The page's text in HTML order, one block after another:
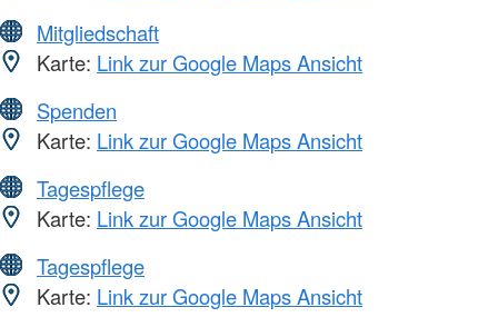
Mitgliedschaft
Karte: Link zur Google Maps Ansicht
Spenden
Karte: Link zur Google Maps Ansicht
Tagespflege
Karte: Link zur Google Maps Ansicht
Tagespflege
Karte: Link zur Google Maps Ansicht